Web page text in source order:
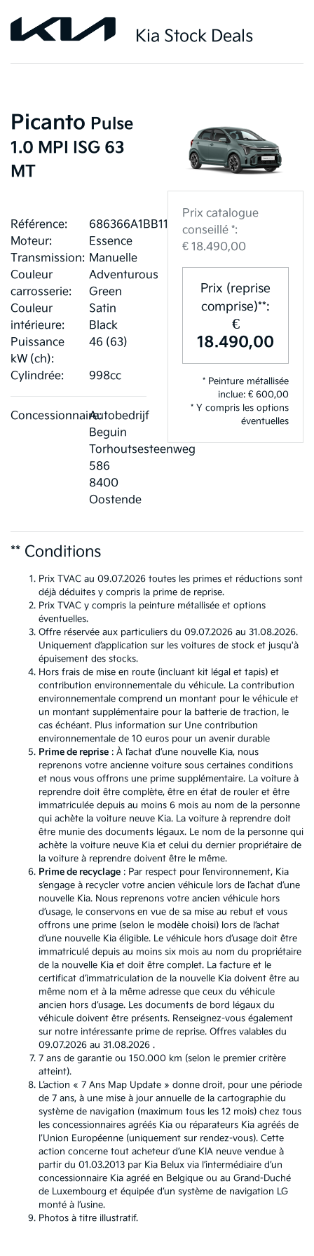
Kia Stock Deals
Picanto Pulse
1.0 MPI ISG 63
MT
Référence:
686366A1BB119
Moteur:
Essence
Transmission: Manuelle
Couleur
carrosserie:
Adventurous
Green
Couleur
intérieure:
Satin
Black
Puissance
kW (ch):
46 (63)
Cylindrée: 998cc
Concessionnaire:Autobedrijf
Beguin
Torhoutsesteenweg
586
8400
Oostende
Prix catalogue
conseillé *:
€ 18.490,00
Prix (reprise
comprise)**:
€
18.490,00
* Peinture métallisée
inclue: € 600,00
* Y compris les options
éventuelles
** Conditions
Prix TVAC au 09.07.2026 toutes les primes et réductions sont
déjà déduites y compris la prime de reprise.
Prix TVAC y compris la peinture métallisée et options
éventuelles.
Offre réservée aux particuliers du 09.07.2026 au 31.08.2026.
Uniquement d’application sur les voitures de stock et jusqu'à
épuisement des stocks.
Hors frais de mise en route (incluant kit légal et tapis) et
contribution environnementale du véhicule. La contribution
environnementale comprend un montant pour le véhicule et
un montant supplémentaire pour la batterie de traction, le
cas échéant. Plus information sur Une contribution
environnementale de 10 euros pour un avenir durable
Prime de reprise : À l’achat d’une nouvelle Kia, nous
reprenons votre ancienne voiture sous certaines conditions
et nous vous offrons une prime supplémentaire. La voiture à
reprendre doit être complète, être en état de rouler et être
immatriculée depuis au moins 6 mois au nom de la personne
qui achète la voiture neuve Kia. La voiture à reprendre doit
être munie des documents légaux. Le nom de la personne qui
achète la voiture neuve Kia et celui du dernier propriétaire de
la voiture à reprendre doivent être le même.
Prime de recyclage : Par respect pour l’environnement, Kia
s’engage à recycler votre ancien véhicule lors de l’achat d’une
nouvelle Kia. Nous reprenons votre ancien véhicule hors
d’usage, le conservons en vue de sa mise au rebut et vous
offrons une prime (selon le modèle choisi) lors de l’achat
d’une nouvelle Kia éligible. Le véhicule hors d’usage doit être
immatriculé depuis au moins six mois au nom du propriétaire
de la nouvelle Kia et doit être complet. La facture et le
certificat d’immatriculation de la nouvelle Kia doivent être au
même nom et à la même adresse que ceux du véhicule
ancien hors d’usage. Les documents de bord légaux du
véhicule doivent être présents. Renseignez-vous également
sur notre intéressante prime de reprise. Offres valables du
09.07.2026 au 31.08.2026 .
7 ans de garantie ou 150.000 km (selon le premier critère
atteint).
L’action « 7 Ans Map Update » donne droit, pour une période
de 7 ans, à une mise à jour annuelle de la cartographie du
système de navigation (maximum tous les 12 mois) chez tous
les concessionnaires agréés Kia ou réparateurs Kia agréés de
l’Union Européenne (uniquement sur rendez-vous). Cette
action concerne tout acheteur d’une KIA neuve vendue à
partir du 01.03.2013 par Kia Belux via l’intermédiaire d’un
concessionnaire Kia agréé en Belgique ou au Grand-Duché
de Luxembourg et équipée d’un système de navigation LG
monté à l’usine.
Photos à titre illustratif.